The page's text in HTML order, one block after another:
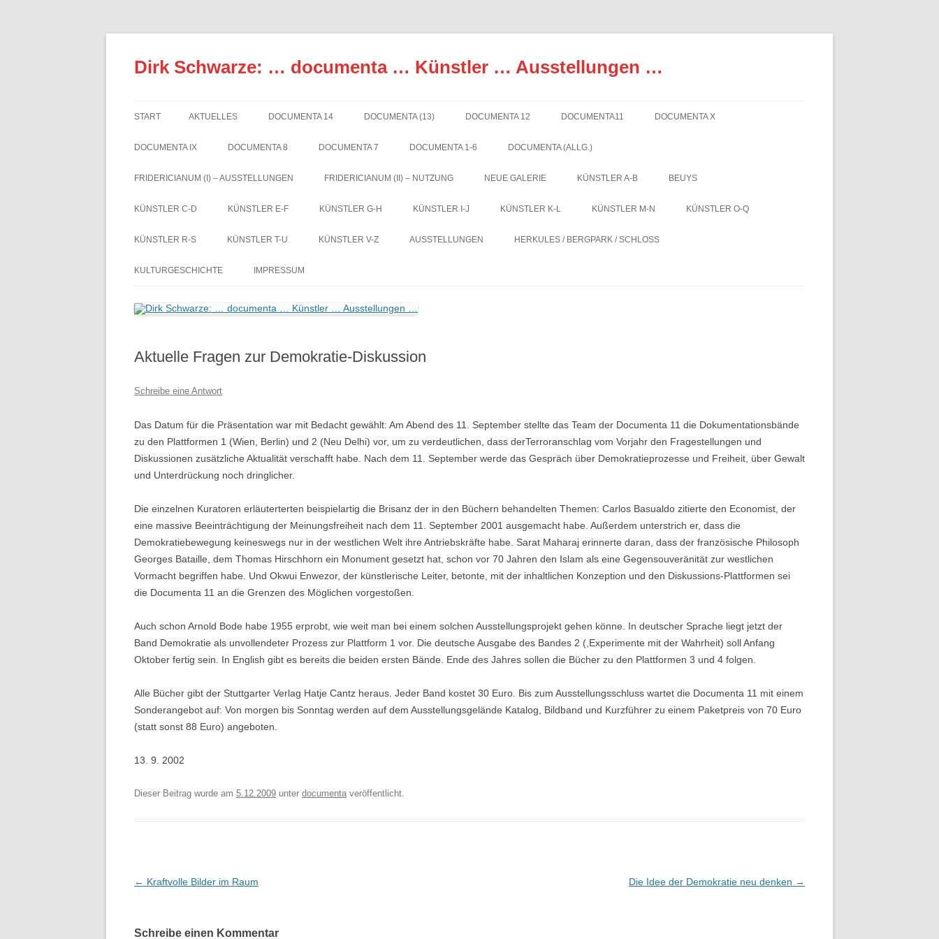
Dirk Schwarze: … documenta … Künstler … Ausstellungen …
START AKTUELLES DOCUMENTA 14 DOCUMENTA (13) DOCUMENTA 12 DOCUMENTA11 DOCUMENTA X
DOCUMENTA IX DOCUMENTA 8 DOCUMENTA 7 DOCUMENTA 1-6 DOCUMENTA (ALLG.)
FRIDERICIANUM (I) – AUSSTELLUNGEN FRIDERICIANUM (II) – NUTZUNG NEUE GALERIE KÜNSTLER A-B BEUYS
KÜNSTLER C-D KÜNSTLER E-F KÜNSTLER G-H KÜNSTLER I-J KÜNSTLER K-L KÜNSTLER M-N KÜNSTLER O-Q
KÜNSTLER R-S KÜNSTLER T-U KÜNSTLER V-Z AUSSTELLUNGEN HERKULES / BERGPARK / SCHLOSS
KULTURGESCHICHTE IMPRESSUM
Aktuelle Fragen zur Demokratie-Diskussion
Schreibe eine Antwort
Das Datum für die Präsentation war mit Bedacht gewählt: Am Abend des 11. September stellte das Team der Documenta 11 die Dokumentationsbände
zu den Plattformen 1 (Wien, Berlin) und 2 (Neu Delhi) vor, um zu verdeutlichen, dass derTerroranschlag vom Vorjahr den Fragestellungen und
Diskussionen zusätzliche Aktualität verschafft habe. Nach dem 11. September werde das Gespräch über Demokratieprozesse und Freiheit, über Gewalt
und Unterdrückung noch dringlicher.
Die einzelnen Kuratoren erläuterterten beispielartig die Brisanz der in den Büchern behandelten Themen: Carlos Basualdo zitierte den Economist, der
eine massive Beeinträchtigung der Meinungsfreiheit nach dem 11. September 2001 ausgemacht habe. Außerdem unterstrich er, dass die
Demokratiebewegung keineswegs nur in der westlichen Welt ihre Antriebskräfte habe. Sarat Maharaj erinnerte daran, dass der französische Philosoph
Georges Bataille, dem Thomas Hirschhorn ein Monument gesetzt hat, schon vor 70 Jahren den Islam als eine Gegensouveränität zur westlichen
Vormacht begriffen habe. Und Okwui Enwezor, der künstlerische Leiter, betonte, mit der inhaltlichen Konzeption und den Diskussions-Plattformen sei
die Documenta 11 an die Grenzen des Möglichen vorgestoßen.
Auch schon Arnold Bode habe 1955 erprobt, wie weit man bei einem solchen Ausstellungsprojekt gehen könne. In deutscher Sprache liegt jetzt der
Band Demokratie als unvollendeter Prozess zur Plattform 1 vor. Die deutsche Ausgabe des Bandes 2 (,Experimente mit der Wahrheit) soll Anfang
Oktober fertig sein. In English gibt es bereits die beiden ersten Bände. Ende des Jahres sollen die Bücher zu den Plattformen 3 und 4 folgen.
Alle Bücher gibt der Stuttgarter Verlag Hatje Cantz heraus. Jeder Band kostet 30 Euro. Bis zum Ausstellungsschluss wartet die Documenta 11 mit einem
Sonderangebot auf: Von morgen bis Sonntag werden auf dem Ausstellungsgelände Katalog, Bildband und Kurzführer zu einem Paketpreis von 70 Euro
(statt sonst 88 Euro) angeboten.
13. 9. 2002
Dieser Beitrag wurde am 5.12.2009 unter documenta veröffentlicht.
Beitragsnavigation
← Kraftvolle Bilder im Raum Die Idee der Demokratie neu denken →
Schreibe einen Kommentar